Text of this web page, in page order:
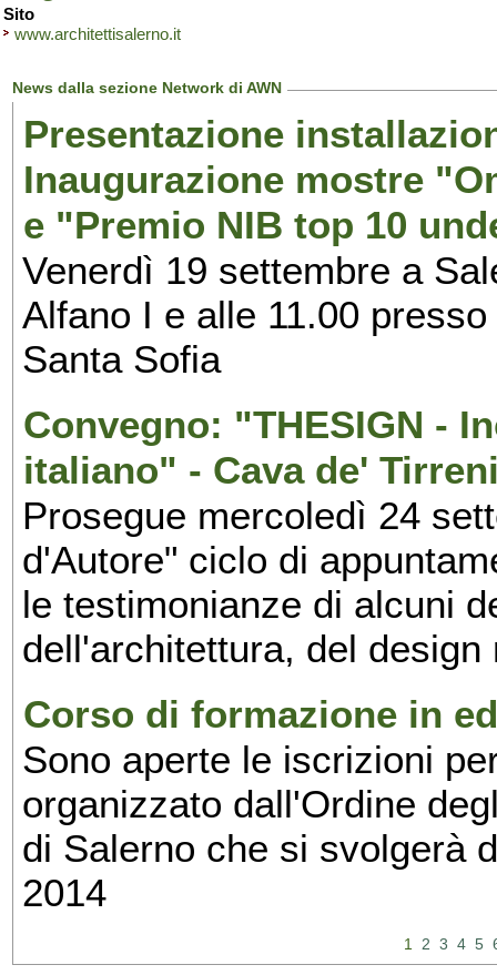
Sito
www.architettisalerno.it
News dalla sezione Network di AWN
Presentazione
Inaugurazione mostre
e "Premio NIB top 10
Venerdì 19 settembre a
Alfano I e alle 11.00
Santa Sofia
Convegno: "THESIGN -
italiano" - Cava de'
Prosegue mercoledì 24
d'Autore" ciclo di
le testimonianze di alcuni
dell'architettura, del
Corso di formazione in
Sono aperte le iscrizioni
organizzato dall'Ordine
di Salerno che si svolgerà
2014
1 2 3 4 5